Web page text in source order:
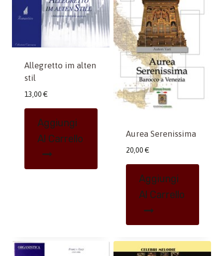
Allegretto im alten
stil
13,00 €
Aggiungi
Al Carrello
Aurea Serenissima
20,00 €
Aggiungi
Al Carrello